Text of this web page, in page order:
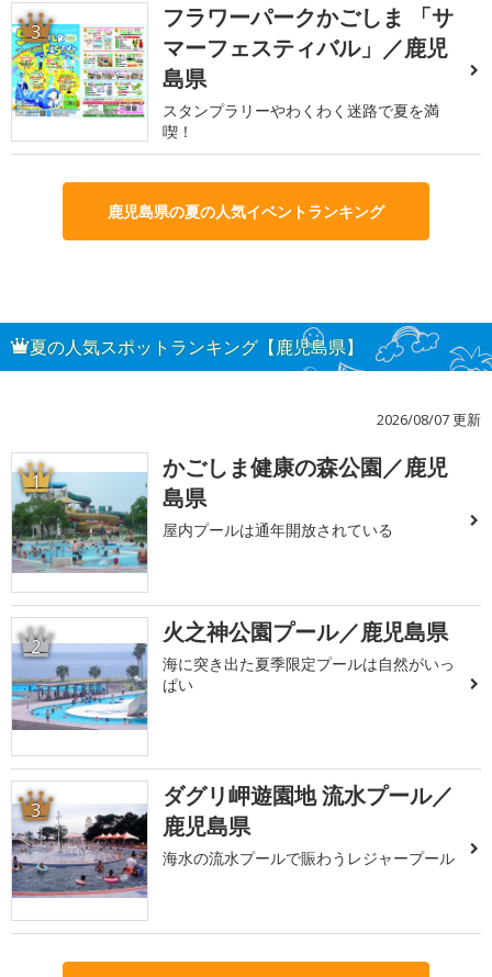
3
フラワーパークかごしま 「サ
マーフェスティバル」／鹿児
島県
スタンプラリーやわくわく迷路で夏を満
喫！
鹿児島県の夏の人気イベントランキング
夏の人気スポットランキング【鹿児島県】
2026/08/07 更新
1
かごしま健康の森公園／鹿児
島県
屋内プールは通年開放されている
2 火之神公園プール／鹿児島県
海に突き出た夏季限定プールは自然がいっ
ぱい
3
ダグリ岬遊園地 流水プール／
鹿児島県
海水の流水プールで賑わうレジャープール